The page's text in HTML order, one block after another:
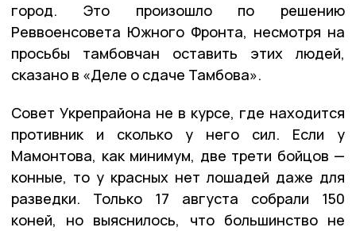
город. Это произошло по решению
Реввоенсовета Южного Фронта, несмотря на
просьбы тамбовчан оставить этих людей,
сказано в «Деле о сдаче Тамбова».
Совет Укрепрайона не в курсе, где находится
противник и сколько у него сил. Если у
Мамонтова, как минимум, две трети бойцов —
конные, то у красных нет лошадей даже для
разведки. Только 17 августа собрали 150
коней, но выяснилось, что большинство не